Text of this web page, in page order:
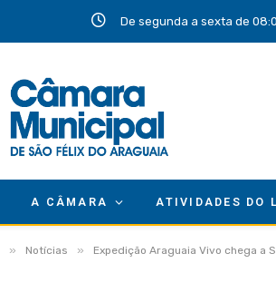
De segunda a sexta de
A CÂMARA ATIVIDADES DO
» Notícias » Expedição Araguaia Vivo chega a